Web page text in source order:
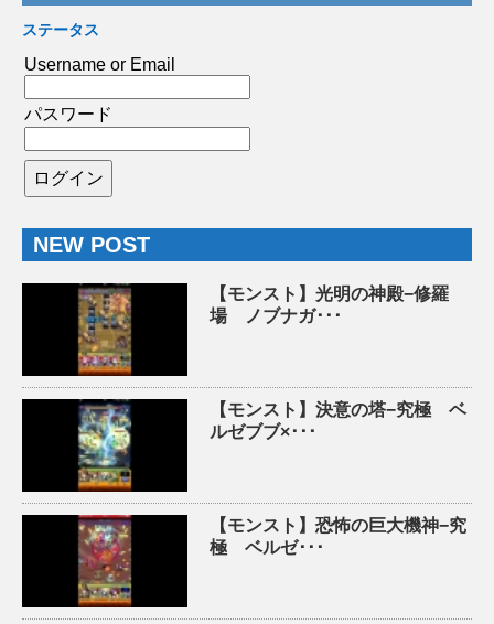
ステータス
Username or Email
パスワード
NEW POST
【モンスト】光明の神殿−修羅
場 ノブナガ･･･
【モンスト】決意の塔−究極 ベ
ルゼブブ×･･･
【モンスト】恐怖の巨大機神−究
極 ベルゼ･･･